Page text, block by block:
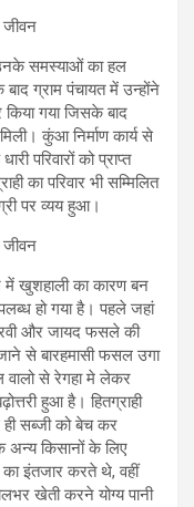
उनके समस्याओं का हल
ग्राम पंचायत में उन्होंने
गया जिसके बाद
कुंआ निर्माण कार्य से
परिवारों को प्राप्त
का परिवार भी सम्मिलित
पर व्यय हुआ।
में खुशहाली का कारण बन
हो गया है। पहले जहां
और जायद फसले की
से बारहमासी फसल उगा
से रेगहा मे लेकर
हुआ है। हितग्राही
सब्जी को बेच कर
अन्य किसानों के लिए
इंतजार करते थे, वहीं
खेती करने योग्य पानी